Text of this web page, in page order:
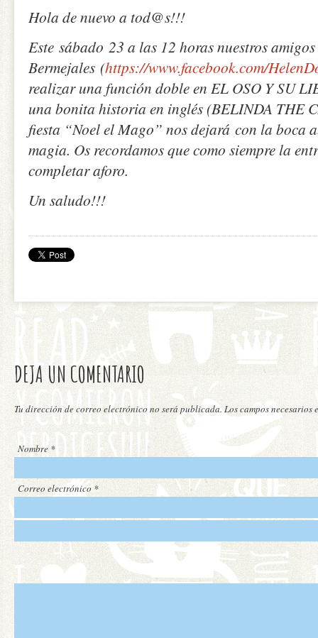
Hola de nuevo a tod@s!!!
Este sábado 23 a las 12 horas nuestros
Bermejales (https://www.facebook.com/
realizar una función doble en EL OSO Y SU
una bonita historia en inglés (BELINDA THE
fiesta “Noel el Mago” nos dejará con la boca
magia. Os recordamos que como siempre la
completar aforo.
Un saludo!!!
DEJA UN COMENTARIO
Tu dirección de correo electrónico no será publicada. Los campos necesarios
Nombre *
Correo electrónico *